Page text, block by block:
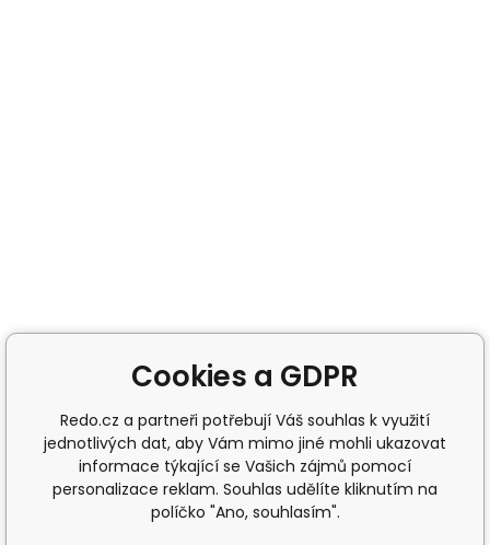
Cookies a GDPR
Redo.cz a partneři potřebují Váš souhlas k využití
jednotlivých dat, aby Vám mimo jiné mohli ukazovat
informace týkající se Vašich zájmů pomocí
personalizace reklam. Souhlas udělíte kliknutím na
políčko "Ano, souhlasím".